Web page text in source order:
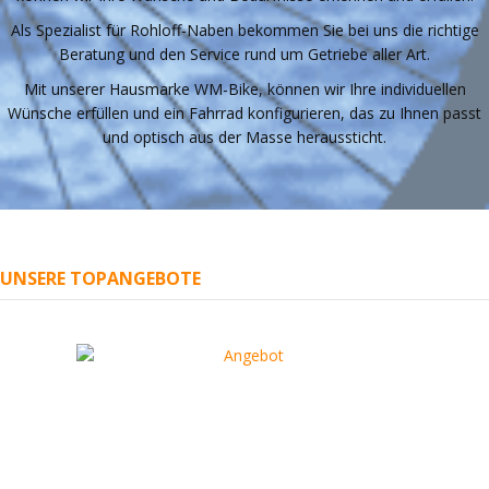
Als Spezialist für Rohloff-Naben bekommen Sie bei uns die richtige
Beratung und den Service rund um Getriebe aller Art.
Mit unserer Hausmarke WM-Bike, können wir Ihre individuellen
Wünsche erfüllen und ein Fahrrad konfigurieren, das zu Ihnen passt
und optisch aus der Masse heraussticht.
UNSERE TOPANGEBOTE